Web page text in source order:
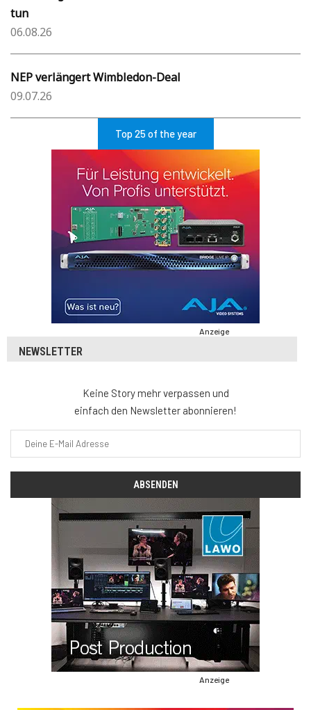
tun
06.08.26
NEP verlängert Wimbledon-Deal
09.07.26
Top 25 of the year
Anzeige
NEWSLETTER
Keine Story mehr verpassen und
einfach den Newsletter abonnieren!
Anzeige